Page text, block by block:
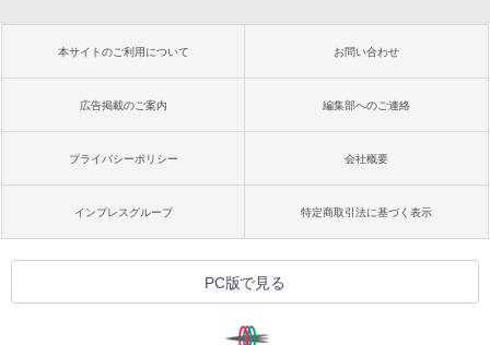
本サイトのご利用について お問い合わせ
広告掲載のご案内 編集部へのご連絡
プライバシーポリシー 会社概要
インプレスグループ 特定商取引法に基づく表示
PC版で見る